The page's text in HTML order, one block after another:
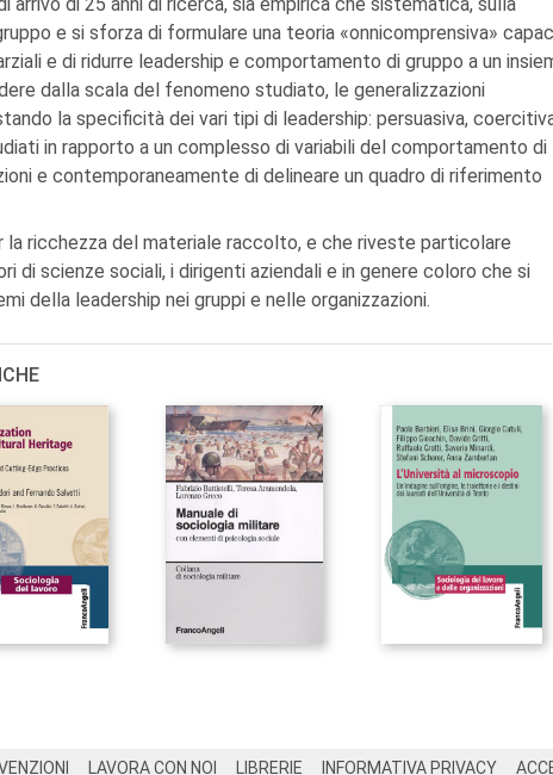
e si sforza di formulare una teoria «onnicomprensiva»
e di ridurre leadership e comportamento di gruppo a un
dalla scala del fenomeno studiato, le generalizzazioni
la specificità dei vari tipi di leadership: persuasiva,
in rapporto a un complesso di variabili del comportamento di
e contemporaneamente di delineare un quadro di riferimento
ricchezza del materiale raccolto, e che riveste particolare
di scienze sociali, i dirigenti aziendali e in genere coloro che si
della leadership nei gruppi e nelle organizzazioni.
LAVORA CON NOI LIBRERIE INFORMATIVA PRIVACY